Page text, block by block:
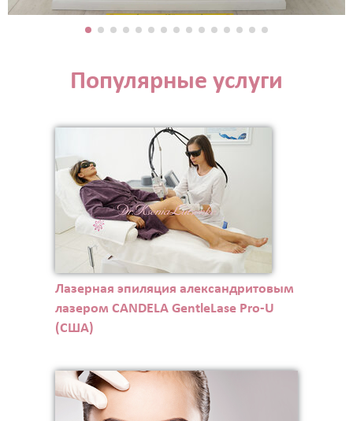
Популярные услуги
Лазерная эпиляция александритовым
лазером CANDELA GentleLase Pro-U
(США)